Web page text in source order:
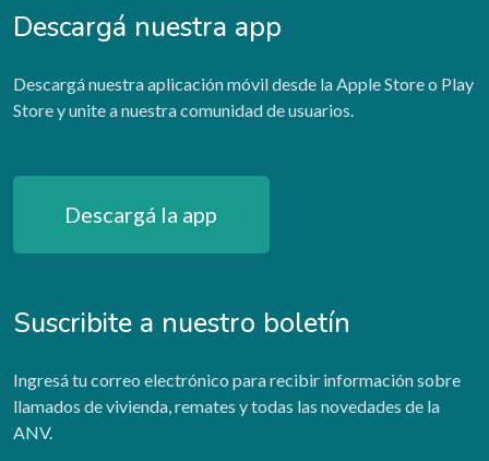
Descargá nuestra app
Descargá nuestra aplicación móvil desde la Apple Store o Play
Store y unite a nuestra comunidad de usuarios.
Descargá la app
Suscribite a nuestro boletín
Ingresá tu correo electrónico para recibir información sobre
llamados de vivienda, remates y todas las novedades de la
ANV.